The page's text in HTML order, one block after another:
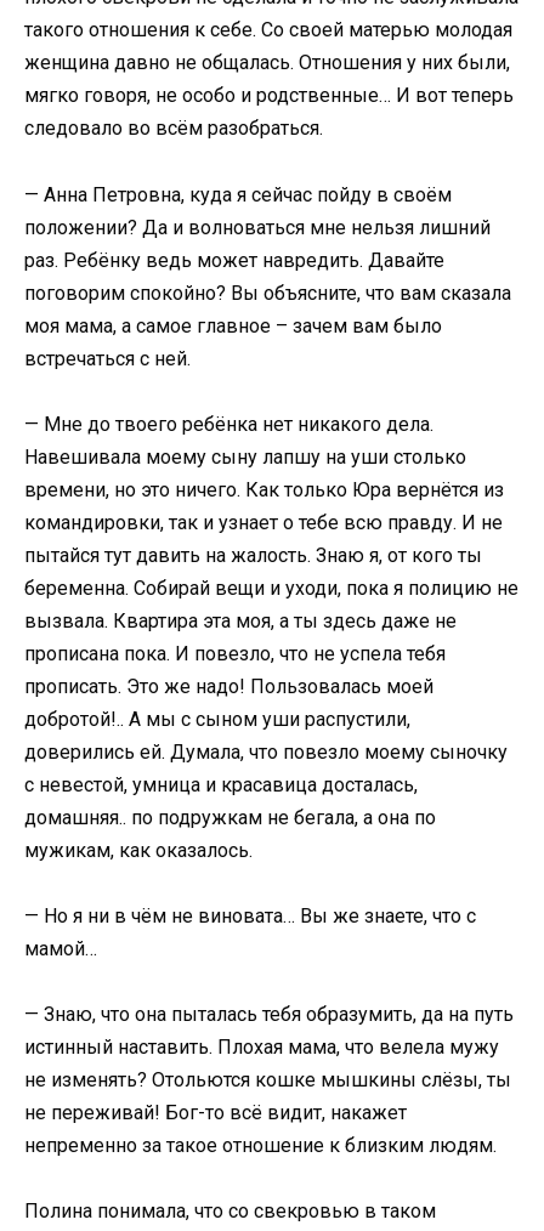
такого отношения к себе. Со своей матерью молодая
женщина давно не общалась. Отношения у них были,
мягко говоря, не особо и родственные… И вот теперь
следовало во всём разобраться.
— Анна Петровна, куда я сейчас пойду в своём
положении? Да и волноваться мне нельзя лишний
раз. Ребёнку ведь может навредить. Давайте
поговорим спокойно? Вы объясните, что вам сказала
моя мама, а самое главное – зачем вам было
встречаться с ней.
— Мне до твоего ребёнка нет никакого дела.
Навешивала моему сыну лапшу на уши столько
времени, но это ничего. Как только Юра вернётся из
командировки, так и узнает о тебе всю правду. И не
пытайся тут давить на жалость. Знаю я, от кого ты
беременна. Собирай вещи и уходи, пока я полицию не
вызвала. Квартира эта моя, а ты здесь даже не
прописана пока. И повезло, что не успела тебя
прописать. Это же надо! Пользовалась моей
добротой!.. А мы с сыном уши распустили,
доверились ей. Думала, что повезло моему сыночку
с невестой, умница и красавица досталась,
домашняя.. по подружкам не бегала, а она по
мужикам, как оказалось.
— Но я ни в чём не виновата… Вы же знаете, что с
мамой…
— Знаю, что она пыталась тебя образумить, да на путь
истинный наставить. Плохая мама, что велела мужу
не изменять? Отольются кошке мышкины слёзы, ты
не переживай! Бог-то всё видит, накажет
непременно за такое отношение к близким людям.
Полина понимала, что со свекровью в таком